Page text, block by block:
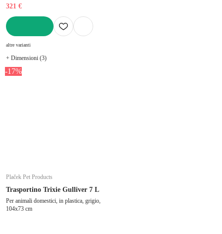
321 €
altre varianti
+ Dimensioni (3)
-17%
Plaček Pet Products
Trasportino Trixie Gulliver 7 L
Per animali domestici, in plastica, grigio,
104x73 cm